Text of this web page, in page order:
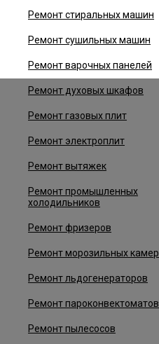
Ремонт стиральных машин
Ремонт сушильных машин
Ремонт варочных панелей
Ремонт духовых шкафов
Ремонт газовых плит
Ремонт электроплит
Ремонт вытяжек
Ремонт промышленных
холодильников
Ремонт фризеров
Ремонт морозильных камер
Ремонт льдогенераторов
Ремонт пароконвектоматов
Ремонт пылесосов